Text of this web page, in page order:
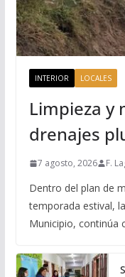
INTERIOR LOCALES
Limpieza y
drenajes
7 agosto, 2026 F.
Dentro del plan de
temporada estival,
Municipio, continúa